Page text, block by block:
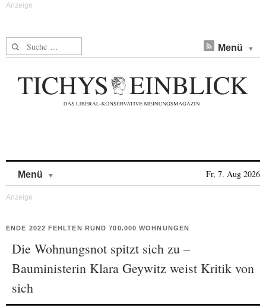
Suche nach: Menü
Menü Fr, 7. Aug 2026
ENDE 2022 FEHLTEN RUND 700.000 WOHNUNGEN
Die Wohnungsnot spitzt sich zu –
Bauministerin Klara Geywitz weist Kritik von
sich